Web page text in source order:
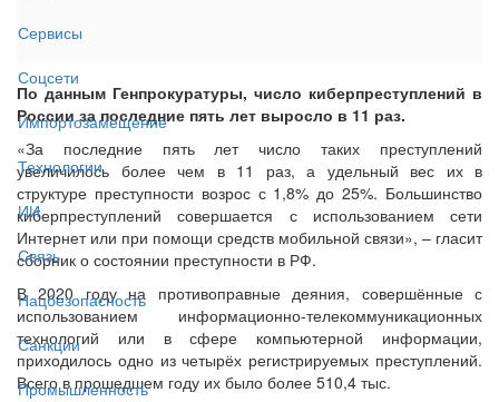
Сервисы
Соцсети
Импортозамещение
Технологии
ИИ
Связь
Нацбезопасность
Санкции
Промышленность
По данным Генпрокуратуры, число киберпреступлений в
России за последние пять лет выросло в 11 раз.
«За последние пять лет число таких преступлений
увеличилось более чем в 11 раз, а удельный вес их в
структуре преступности возрос с 1,8% до 25%. Большинство
киберпреступлений совершается с использованием сети
Интернет или при помощи средств мобильной связи», – гласит
сборник о состоянии преступности в РФ.
В 2020 году на противоправные деяния, совершённые с
использованием информационно-телекоммуникационных
технологий или в сфере компьютерной информации,
приходилось одно из четырёх регистрируемых преступлений.
Всего в прошедшем году их было более 510,4 тыс.